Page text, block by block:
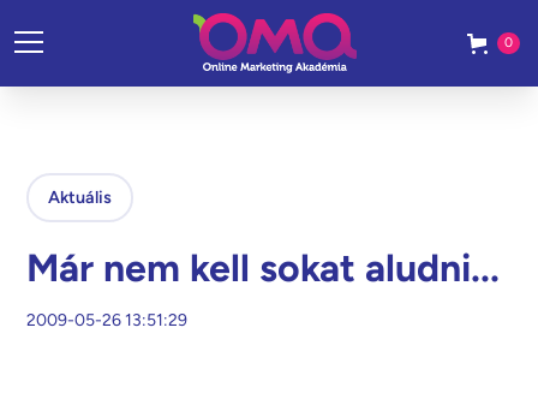
0
Aktuális
Már nem kell sokat aludni...
2009-05-26 13:51:29